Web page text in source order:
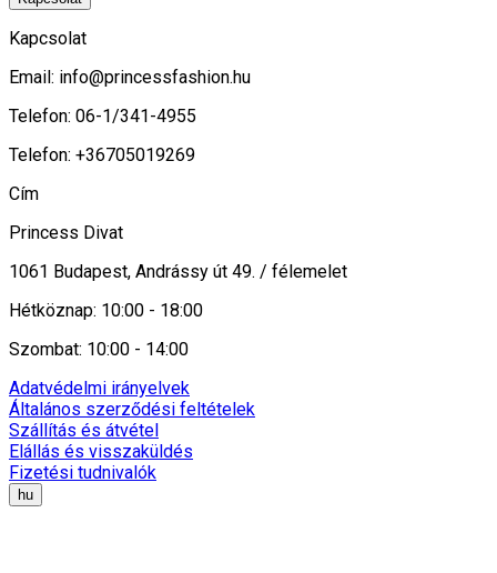
Kapcsolat
Email: info@princessfashion.hu
Telefon: 06-1/341-4955
Telefon: +36705019269
Cím
Princess Divat
1061 Budapest, Andrássy út 49. / félemelet
Hétköznap: 10:00 - 18:00
Szombat: 10:00 - 14:00
Adatvédelmi irányelvek
Általános szerződési feltételek
Szállítás és átvétel
Elállás és visszaküldés
Fizetési tudnivalók
hu